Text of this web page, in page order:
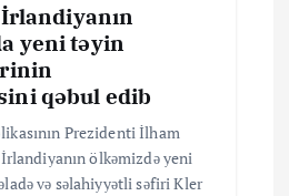
yeni təyin
qəbul edib
Prezidenti İlham
ölkəmizdə yeni
və səlahiyyətli səfiri Kler